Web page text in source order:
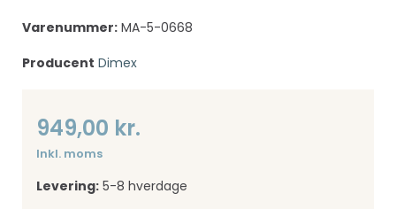
Varenummer: MA-5-0668
Producent Dimex
949,00 kr.
Inkl. moms
Levering: 5-8 hverdage